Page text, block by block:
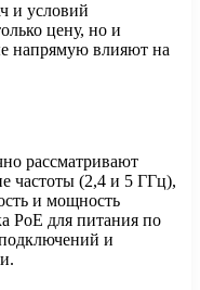
и условий
цену, но и
напрямую влияют на
рассматривают
частоты (2,4 и 5 ГГц),
и мощность
PoE для питания по
и